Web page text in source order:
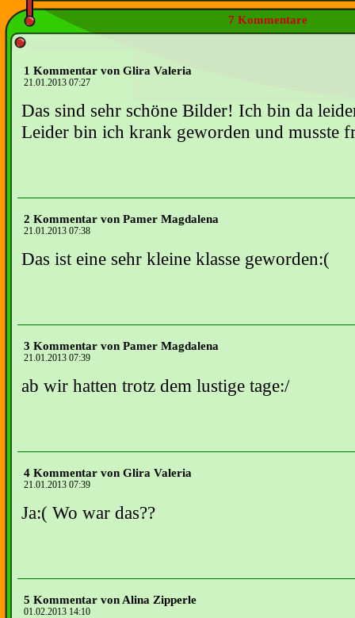
7 Kommentare
1 Kommentar von Glira Valeria
21.01.2013 07:27
Das sind sehr schöne Bilder! Ich bin da
Leider bin ich krank geworden und musste
2 Kommentar von Pamer Magdalena
21.01.2013 07:38
Das ist eine sehr kleine klasse geworden:(
3 Kommentar von Pamer Magdalena
21.01.2013 07:39
ab wir hatten trotz dem lustige tage:/
4 Kommentar von Glira Valeria
21.01.2013 07:39
Ja:( Wo war das??
5 Kommentar von Alina Zipperle
01.02.2013 14:10